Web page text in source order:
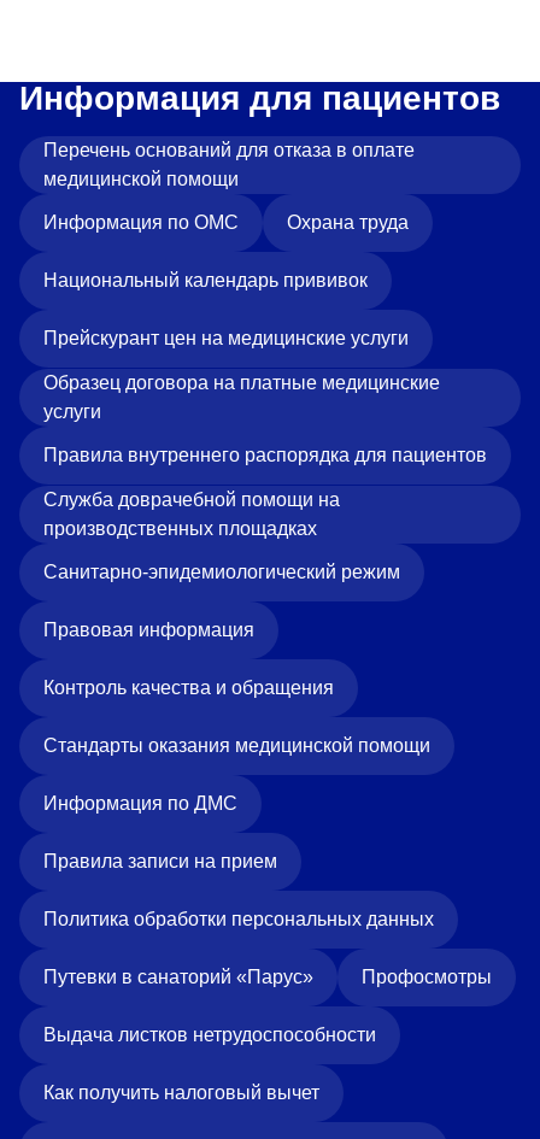
Информация для пациентов
Перечень оснований для отказа в оплате
медицинской помощи
Информация по ОМС Охрана труда
Национальный календарь прививок
Прейскурант цен на медицинские услуги
Образец договора на платные медицинские
услуги
Правила внутреннего распорядка для пациентов
Служба доврачебной помощи на
производственных площадках
Санитарно-эпидемиологический режим
Правовая информация
Контроль качества и обращения
Стандарты оказания медицинской помощи
Информация по ДМС
Правила записи на прием
Политика обработки персональных данных
Путевки в санаторий «Парус» Профосмотры
Выдача листков нетрудоспособности
Как получить налоговый вычет